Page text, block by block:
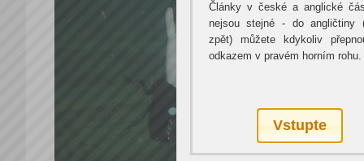
Články v české a anglické
nejsou stejné - do angličtiny
zpět) můžete kdykoliv
odkazem v pravém horním rohu.
Vstupte